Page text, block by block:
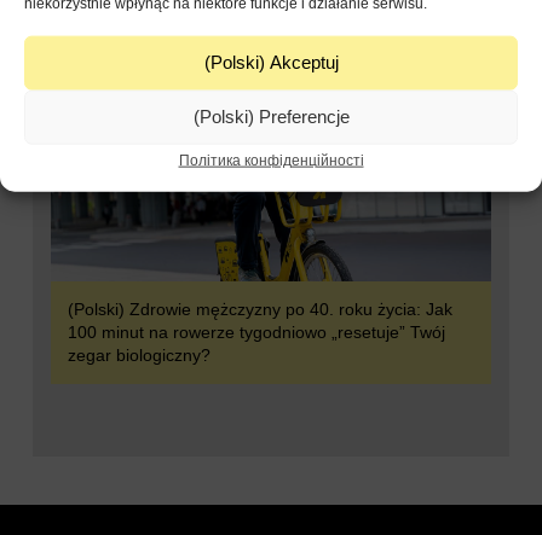
(Polski) Akceptuj
(Polski) Preferencje
Політика конфіденційності
(Polski) Zdrowie mężczyzny po 40. roku życia: Jak
100 minut na rowerze tygodniowo „resetuje” Twój
zegar biologiczny?